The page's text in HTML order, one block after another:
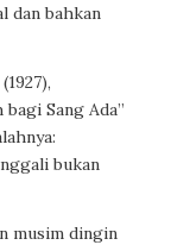
dan bahkan
Sang Ada”
bukan
musim dingin